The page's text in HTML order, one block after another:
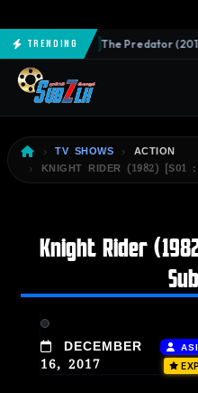
TrendingNEW The Predator
TV SHOWS
ACTION
KNIGHT RIDER (1982) [S01
Knight Rider
DECEMBER
16, 2017